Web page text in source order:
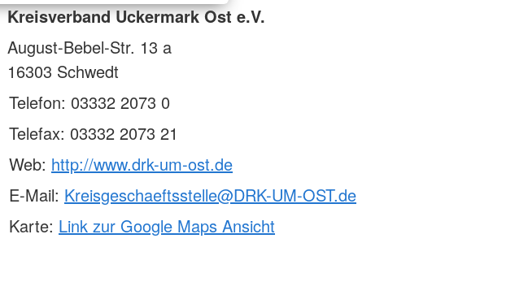
Kreisverband Uckermark Ost e.V.
August-Bebel-Str. 13 a
16303 Schwedt
Telefon: 03332 2073 0
Telefax: 03332 2073 21
Web: http://www.drk-um-ost.de
E-Mail: Kreisgeschaeftsstelle@DRK-UM-OST.de
Karte: Link zur Google Maps Ansicht